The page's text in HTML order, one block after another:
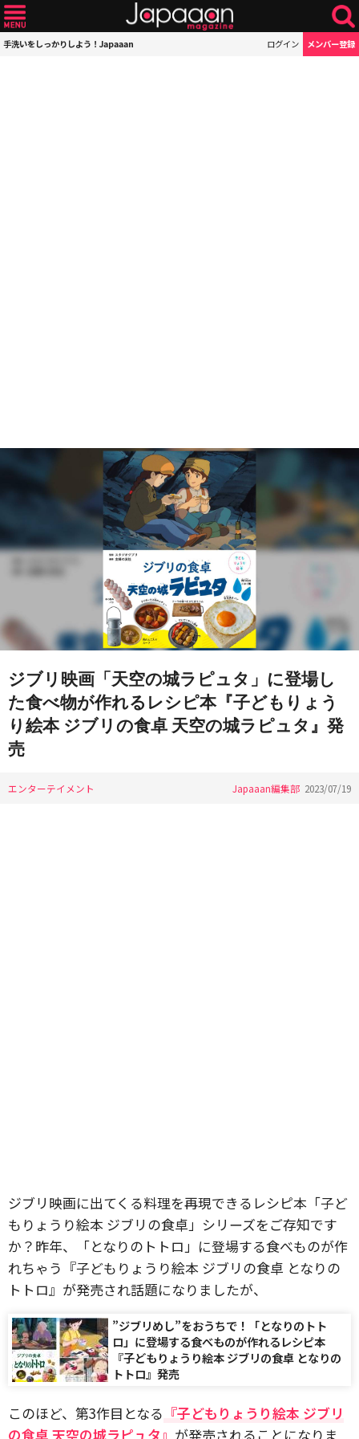
手洗いをしっかりしよう！Japaaan ログイン メンバー登録
ジブリ映画「天空の城ラピュタ」に登場し
た食べ物が作れるレシピ本『子どもりょう
り絵本 ジブリの食卓 天空の城ラピュタ』発
売
エンターテイメント Japaaan編集部 2023/07/19
ジブリ映画に出てくる料理を再現できるレシピ本「子ど
もりょうり絵本 ジブリの食卓」シリーズをご存知です
か？昨年、「となりのトトロ」に登場する食べものが作
れちゃう『子どもりょうり絵本 ジブリの食卓 となりの
トトロ』が発売され話題になりましたが、
”ジブリめし”をおうちで！「となりのトト
ロ」に登場する食べものが作れるレシピ本
『子どもりょうり絵本 ジブリの食卓 となりの
トトロ』発売
このほど、第3作目となる 『子どもりょうり絵本 ジブリ
の食卓 天空の城ラピュタ』 が発売されることになりま